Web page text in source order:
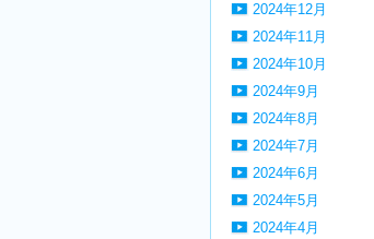
2024年12月
2024年11月
2024年10月
2024年9月
2024年8月
2024年7月
2024年6月
2024年5月
2024年4月